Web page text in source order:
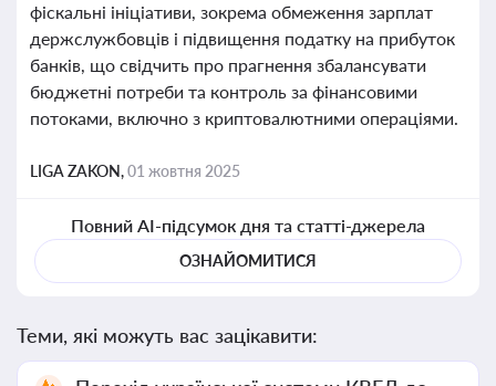
фіскальні ініціативи, зокрема обмеження зарплат
держслужбовців і підвищення податку на прибуток
банків, що свідчить про прагнення збалансувати
бюджетні потреби та контроль за фінансовими
потоками, включно з криптовалютними операціями.
LIGA ZAKON,01 жовтня 2025
Повний AI-підсумок дня та статті-джерела
ОЗНАЙОМИТИСЯ
Теми, які можуть вас зацікавити: